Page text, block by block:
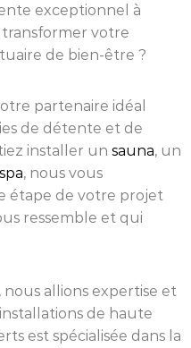
exceptionnel à
transformer votre
de bien-être ?
partenaire idéal
de détente et de
installer un sauna, un
spa, nous vous
étape de votre projet
ressemble et qui
, nous allions expertise et
de haute
est spécialisée dans la